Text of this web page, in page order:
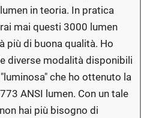
in teoria. In pratica
mai questi 3000 lumen
più di buona qualità. Ho
diverse modalità disponibili
che ho ottenuto la
ANSI lumen. Con un tale
hai più bisogno di